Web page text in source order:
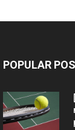
POPULAR